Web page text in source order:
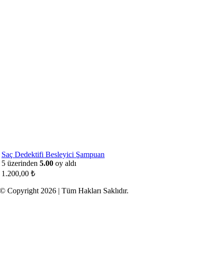
Saç Dedektifi Besleyici Şampuan
5 üzerinden 5.00 oy aldı
1.200,00 ₺
© Copyright 2026 | Tüm Hakları Saklıdır.